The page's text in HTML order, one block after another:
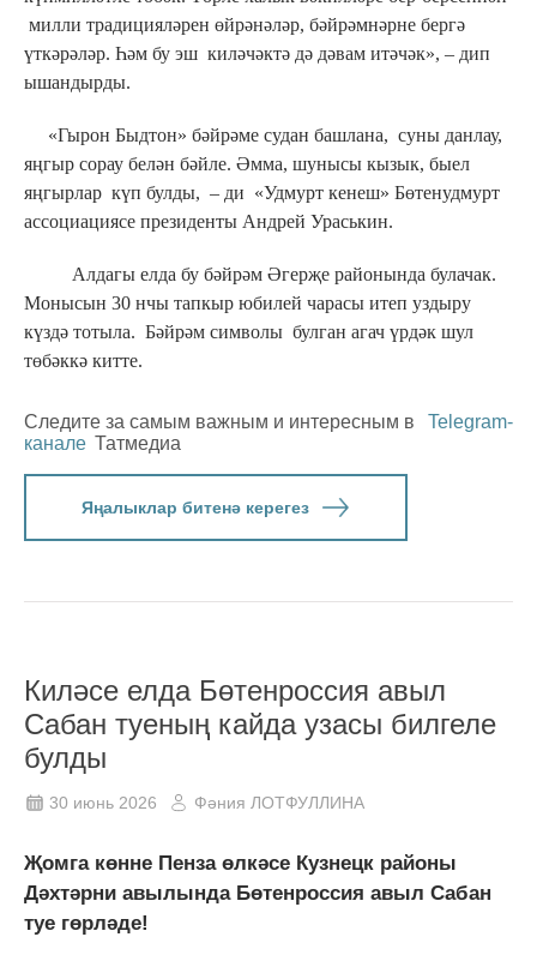
милли традицияләрен өйрәнәләр, бәйрәмнәрне бергә
үткәрәләр. Һәм бу эш киләчәктә дә дәвам итәчәк», – дип
ышандырды.
«Гырон Быдтон» бәйрәме судан башлана, суны данлау,
яңгыр сорау белән бәйле. Әмма, шунысы кызык, быел
яңгырлар күп булды, – ди «Удмурт кенеш» Бөтенудмурт
ассоциациясе президенты Андрей Ураськин.
Алдагы елда бу бәйрәм Әгерҗе районында булачак.
Монысын 30 нчы тапкыр юбилей чарасы итеп уздыру
күздә тотыла. Бәйрәм символы булган агач үрдәк шул
төбәккә китте.
Следите за самым важным и интересным в
Telegram-
канале Татмедиа
Яңалыклар битенә керегез
Киләсе елда Бөтенроссия авыл
Сабан туеның кайда узасы билгеле
булды
30 июнь 2026 Фәния ЛОТФУЛЛИНА
Җомга көнне Пенза өлкәсе Кузнецк районы
Дәхтәрни авылында Бөтенроссия авыл Сабан
туе гөрләде!